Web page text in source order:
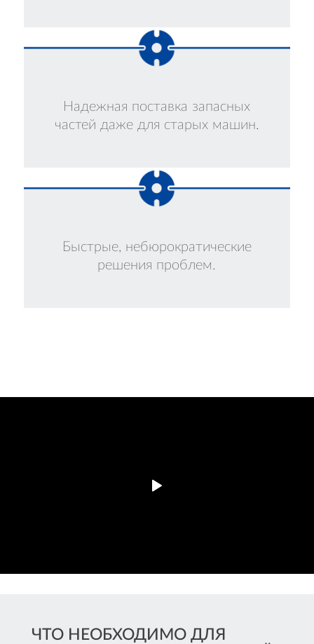
Надежная поставка запасных
частей даже для старых машин.
Быстрые, небюрократические
решения проблем.
ЧТО НЕОБХОДИМО ДЛЯ